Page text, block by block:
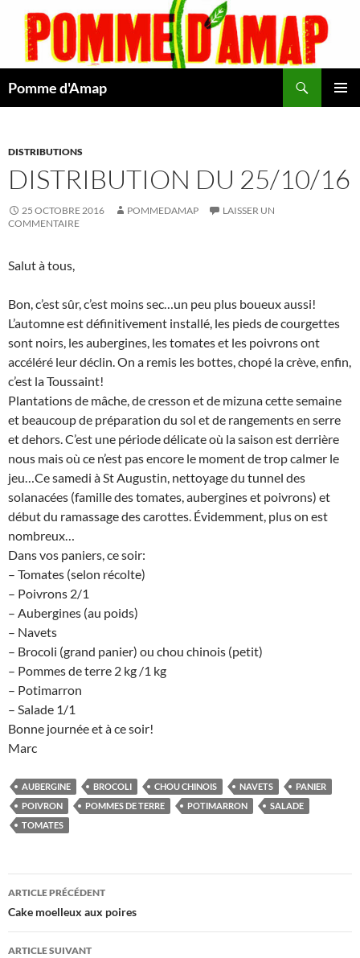
contenu
Pomme d'Amap
DISTRIBUTIONS
DISTRIBUTION DU 25/10/16
25 OCTOBRE 2016 POMMEDAMAP
LAISSER UN
COMMENTAIRE
Salut à tous,
Bon, c’est sûr, c’est moins sec…un peu plus boueux aussi!
L’automne est définitivement installé, les pieds de courgettes
sont noirs, les aubergines, les tomates et les poivrons ont
accéléré leur déclin. On a remis les bottes, chopé la crève, enfin,
c’est la Toussaint!
Plantations de mâche, de cresson et de mizuna cette semaine
et beaucoup de préparation du sol et de rangements en serre
et dehors. C’est une période délicate où la saison est derrière
nous mais où ce n’est pas encore le moment de trop calmer le
jeu…Ce samedi à St Augustin, nettoyage du tunnel des
solanacées (famille des tomates, aubergines et poivrons) et
début du ramassage des carottes. Évidemment, plus on est
nombreux…
Dans vos paniers, ce soir:
– Tomates (selon récolte)
– Poivrons 2/1
– Aubergines (au poids)
– Navets
– Brocoli (grand panier) ou chou chinois (petit)
– Pommes de terre 2 kg /1 kg
– Potimarron
– Salade 1/1
Bonne journée et à ce soir!
Marc
AUBERGINE BROCOLI CHOU CHINOIS NAVETS
PANIER
POIVRON
POMMES DE TERRE POTIMARRON
SALADE
TOMATES
Navigation
des
articles
ARTICLE PRÉCÉDENT
Cake moelleux aux poires
ARTICLE SUIVANT